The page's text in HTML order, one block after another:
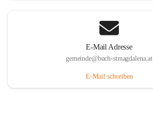
E-Mail Adresse
gemeinde@buch-stmagdalena.at
E-Mail schreiben